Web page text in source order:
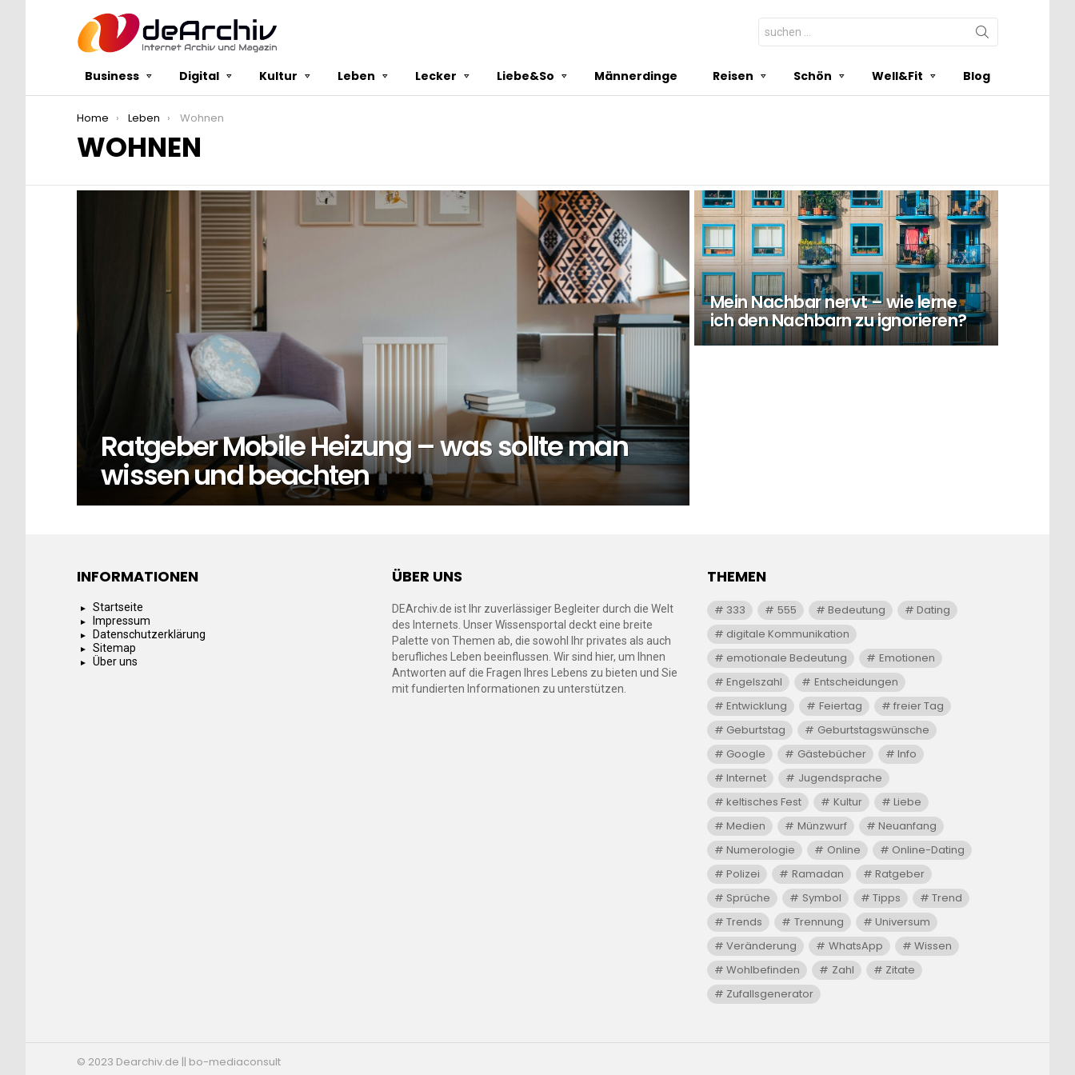
Search
for:
Business Digital Kultur Leben Lecker Liebe&So Männerdinge Reisen Schön Well&Fit Blog
You are here:
Home Leben Wohnen
WOHNEN
LATEST
STORIES
Ratgeber Mobile Heizung – was sollte man
wissen und beachten
Mein Nachbar nervt – wie lerne
ich den Nachbarn zu ignorieren?
INFORMATIONEN
Startseite
Impressum
Datenschutzerklärung
Sitemap
Über uns
ÜBER UNS
DEArchiv.de ist Ihr zuverlässiger Begleiter durch die Welt
des Internets. Unser Wissensportal deckt eine breite
Palette von Themen ab, die sowohl Ihr privates als auch
berufliches Leben beeinflussen. Wir sind hier, um Ihnen
Antworten auf die Fragen Ihres Lebens zu bieten und Sie
mit fundierten Informationen zu unterstützen.
THEMEN
333 555 Bedeutung
Dating
digitale Kommunikation
emotionale Bedeutung
Emotionen
Engelszahl
Entscheidungen
Entwicklung
Feiertag
freier Tag
Geburtstag
Geburtstagswünsche
Google
Gästebücher
Info
Internet
Jugendsprache
keltisches Fest
Kultur
Liebe
Medien
Münzwurf
Neuanfang
Numerologie
Online
Online-Dating
Polizei
Ramadan
Ratgeber
Sprüche
Symbol Tipps
Trend
Trends
Trennung
Universum
Veränderung
WhatsApp
Wissen
Wohlbefinden
Zahl
Zitate
Zufallsgenerator
© 2023 Dearchiv.de || bo-mediaconsult